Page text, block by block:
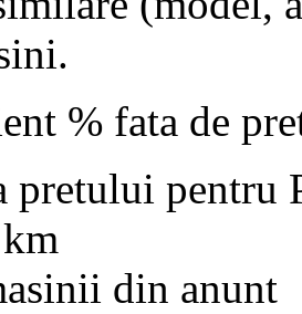
% fata de
pretului pentru
din anunt